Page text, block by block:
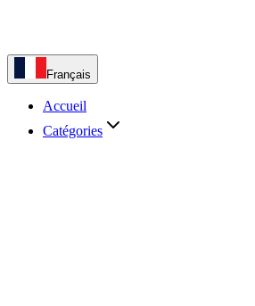
Français
Accueil
Catégories